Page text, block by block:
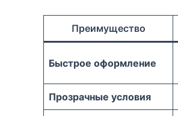
Преимущество
Быстрое оформление
Прозрачные условия